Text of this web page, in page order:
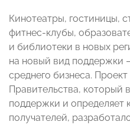
Кинотеатры, гостиницы,
фитнес-клубы,
и библиотеки в новых
на новый вид поддержки
среднего бизнеса.
Правительства, который
поддержки и определяет
получателей,